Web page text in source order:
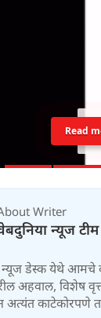
Read
Writer
न्यूज टीम
न्यूज डेस्क येथे आमचे
अहवाल, विशेष
काटेकोरपणे